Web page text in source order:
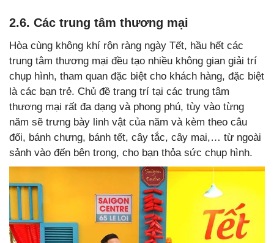
2.6. Các trung tâm thương mại
Hòa cùng không khí rộn ràng ngày Tết, hầu hết các
trung tâm thương mại đều tạo nhiều không gian giải trí
chụp hình, tham quan đặc biệt cho khách hàng, đặc biệt
là các bạn trẻ. Chủ đề trang trí tại các trung tâm
thương mại rất đa dạng và phong phú, tùy vào từng
năm sẽ trưng bày linh vật của năm và kèm theo câu
đối, bánh chưng, bánh tết, cây tắc, cây mai,… từ ngoài
sảnh vào đến bên trong, cho bạn thỏa sức chụp hình.